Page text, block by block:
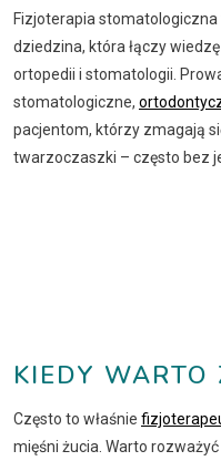
Fizjoterapia
dziedzina, która łączy
ortopedii i stomatologii.
stomatologiczne,
pacjentom, którzy zmagają
twarzoczaszki – często bez
KIEDY WARTO
Często to właśnie
mięśni żucia. Warto